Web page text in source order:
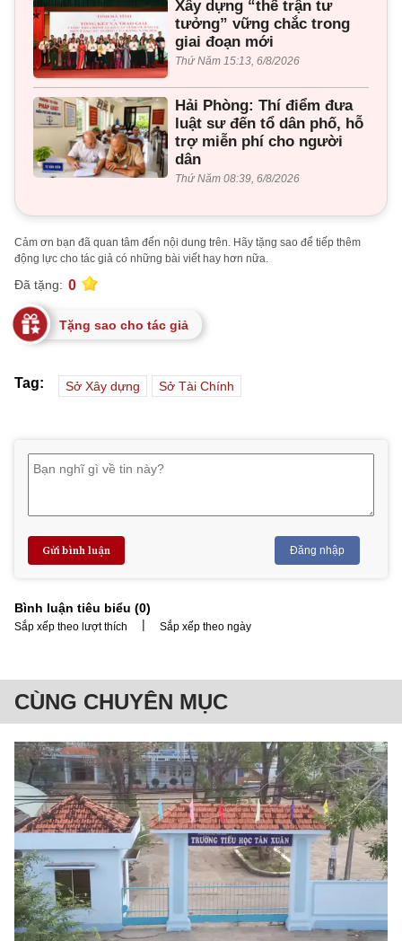
Xây dựng “thế trận tư
tưởng” vững chắc trong
giai đoạn mới
Thứ Năm 15:13, 6/8/2026
Hải Phòng: Thí điểm đưa
luật sư đến tổ dân phố, hỗ
trợ miễn phí cho người
dân
Thứ Năm 08:39, 6/8/2026
Cảm ơn bạn đã quan tâm đến nội dung trên. Hãy tặng sao để tiếp thêm
động lực cho tác giả có những bài viết hay hơn nữa.
Đã tặng: 0
Tặng sao cho tác giả
Tag: Sở Xây dựng Sở Tài Chính
Gửi bình luận Đăng nhập
Bình luận tiêu biểu (0)
Sắp xếp theo lượt thích | Sắp xếp theo ngày
CÙNG CHUYÊN MỤC